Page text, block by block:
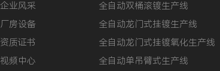
企业风采
厂房设备
资质证书
视频中心
全自动双桶滚镀生产线
全自动龙门式挂镀生产线
全自动龙门式挂镀氧化生产线
全自动单吊臂式生产线